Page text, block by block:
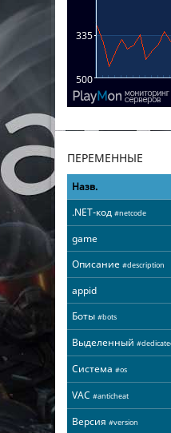
ПЕРЕМЕННЫЕ
Назв.
.NET-код #netcode
game
Описание #description
appid
Боты #bots
Выделенный
Система #os
VAC #anticheat
Версия #version